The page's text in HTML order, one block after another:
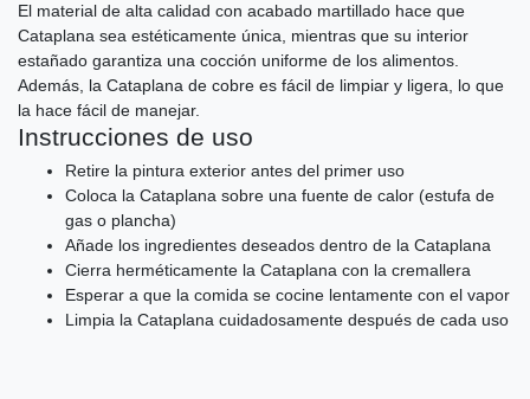
El material de alta calidad con acabado martillado hace que
Cataplana sea estéticamente única, mientras que su interior
estañado garantiza una cocción uniforme de los alimentos.
Además, la Cataplana de cobre es fácil de limpiar y ligera, lo que
la hace fácil de manejar.
Instrucciones de uso
Retire la pintura exterior antes del primer uso
Coloca la Cataplana sobre una fuente de calor (estufa de
gas o plancha)
Añade los ingredientes deseados dentro de la Cataplana
Cierra herméticamente la Cataplana con la cremallera
Esperar a que la comida se cocine lentamente con el vapor
Limpia la Cataplana cuidadosamente después de cada uso